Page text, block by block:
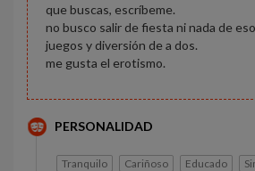
que buscas, escríbeme.
no busco salir de fiesta ni nada de
juegos y diversión de a dos.
me gusta el erotismo.
PERSONALIDAD
Tranquilo Cariñoso Educado